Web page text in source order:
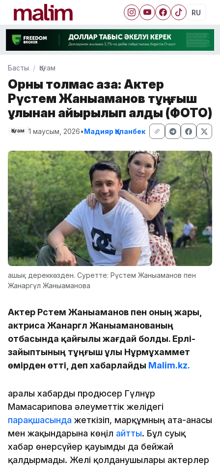
RU
Басты Қоғам
Орны толмас қаза: Актер
Рүстем Жаныаманов тұңғыш
ұлынан айырылып қалды (ФОТО)
Қоғам 1 маусым, 2026•Мадияр Қапанбек
ашық дереккөзден. Суретте: Рүстем Жаныаманов пен
Жанаргүл Жаныаманова
Актер Рүстем Жаныаманов пен оның жары,
актриса Жанаргүл Жаныаманованың
отбасында қайғылы жағдай болды. Ерлі-
зайыптының тұңғыш ұлы Нұрмұхаммет
өмірден өтті, деп хабарлайды Malim.kz.
Қаралы хабарды продюсер Гүлнұр
Мамасарипова әлеуметтік желідегі
парақшасында жеткізіп, марқұмның ата-анасы
мен жақындарына көңіл айтты. Бұл суық
хабар өнерсүйер қауымды да бейжай
қалдырмады. Желі қолданушылары актерлер